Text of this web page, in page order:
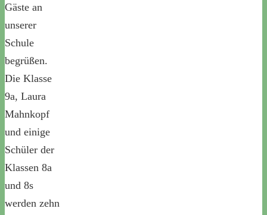
Gäste an
unserer
Schule
begrüßen.
Die Klasse
9a, Laura
Mahnkopf
und einige
Schüler der
Klassen 8a
und 8s
werden zehn